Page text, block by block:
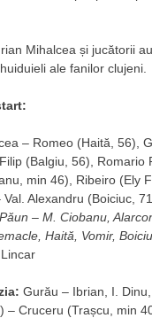
Mihalcea și jucătorii
ale fanilor clujeni.
– Romeo (Haită, 56),
(Balgiu, 56), Romario
min 46), Ribeiro (Ely
Alexandru (Boiciuc,
– M. Ciobanu,
Haită, Vomir,
Gurău – Ibrian, I.
– Cruceru (Trașcu, min